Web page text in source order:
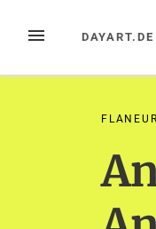
InhaltMENÜ DAYART.DE